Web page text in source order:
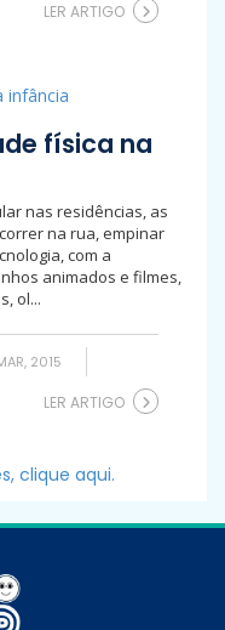
LER ARTIGO
física na
nas residências, as
na rua, empinar
com a
animados e filmes,
ol...
2015
LER ARTIGO
clique aqui.